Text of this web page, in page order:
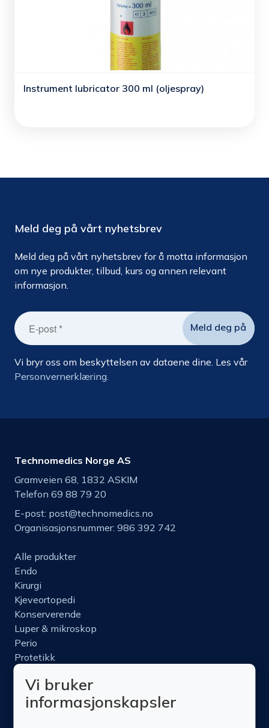
Instrument lubricator 300 ml (oljespray)
Meld deg på vårt nyhetsbrev
Meld deg på vårt nyhetsbrev for å motta informasjon
om nye produkter, tilbud, kurs og annen relevant
informasjon.
Vi bryr oss om beskyttelsen av dataene dine. Les vår
Personvernerklæring.
Technomedics Norge AS
Gramveien 68, 1832 ASKIM
Telefon 69 88 79 20
E-post: post@technomedics.no
Organisasjonsnummer: 986 392 742
Alle produkter
Endo
Kirurgi
Kjeveortopedi
Konserverende
Luper & mikroskop
Perio
Protetikk
Nettbutikk
Produktinfo
Vi bruker
informasjonskapsler